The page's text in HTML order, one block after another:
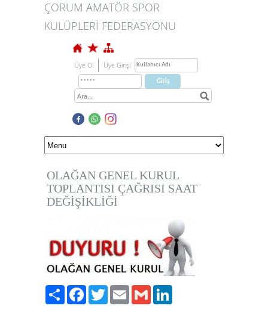
ÇORUM AMATÖR SPOR
KULÜPLERİ FEDERASYONU
Üye Ol Üye Girişi
OLAĞAN GENEL KURUL
TOPLANTISI ÇAĞRISI SAAT
DEĞİŞİKLİĞİ
PaylaşFacebook
TwitterEmailGmail